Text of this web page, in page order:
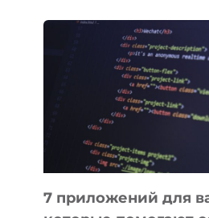
ПОЛЕЗНЫХ
ДЛЯ
РАБОТЫ
7 приложений для